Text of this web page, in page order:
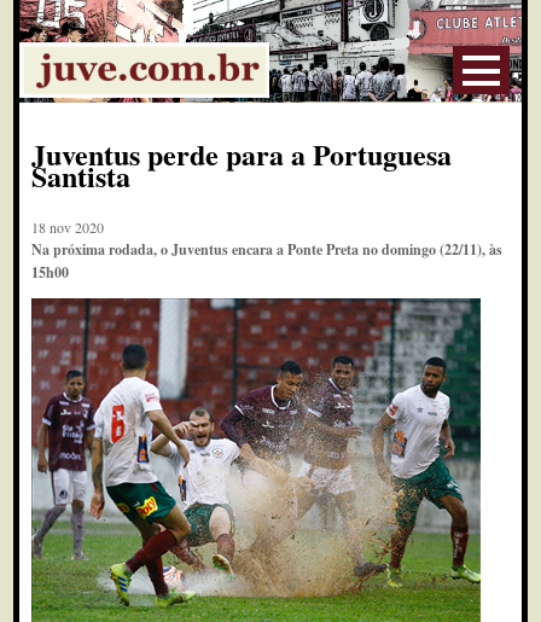
Juventus perde para a Portuguesa
Santista
18 nov 2020
Na próxima rodada, o Juventus encara a Ponte Preta no domingo (22/11), às
15h00